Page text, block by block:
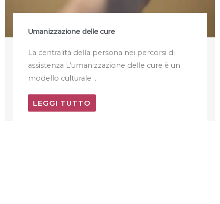
Umanizzazione delle cure
La centralità della persona nei percorsi di
assistenza L’umanizzazione delle cure è un
modello culturale ...
LEGGI TUTTO